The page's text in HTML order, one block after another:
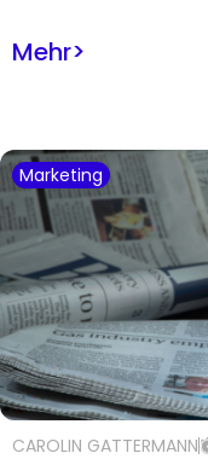
Mehr>
Marketing
CAROLIN GATTERMANN